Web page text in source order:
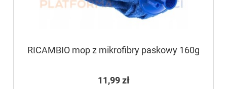
RICAMBIO mop z mikrofibry paskowy 160g
11,99 zł